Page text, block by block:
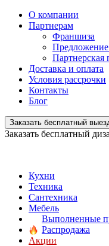
О компании
Партнерам
Франшиза
Партнерская
Доставка и оплата
Условия рассрочки
Контакты
Блог
Заказать бесплатный
Заказать бесплатный
Кухни
Техника
Сантехника
Мебель
Выполненные
Распродажа
Акции